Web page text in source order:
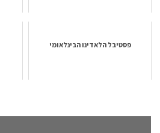
פסטיבל הלאדינו הבינלאומי